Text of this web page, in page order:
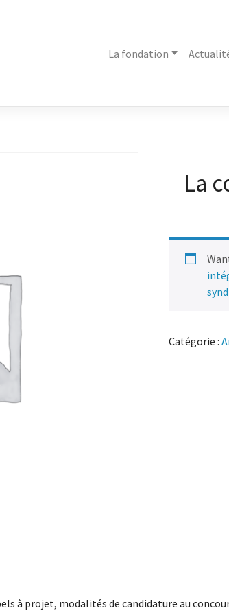
La fondation
La
Catégorie :
à projet, modalités de candidature au